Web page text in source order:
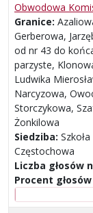
Obwodowa
Granice:
Gerberowa,
od nr 43 do
parzyste,
Ludwika
Narcyzowa,
Storczykowa,
Żonkilowa
Siedziba:
Częstochowa
Liczba głosów
Procent